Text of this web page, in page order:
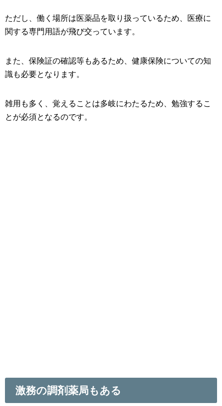
ただし、働く場所は医薬品を取り扱っているため、医療に
関する専門用語が飛び交っています。
また、保険証の確認等もあるため、健康保険についての知
識も必要となります。
雑用も多く、覚えることは多岐にわたるため、勉強するこ
とが必須となるのです。
激務の調剤薬局もある